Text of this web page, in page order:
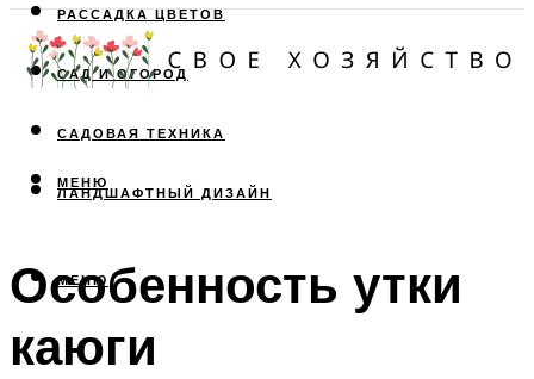
РАССАДКА ЦВЕТОВ
САД И ОГОРОД
САДОВАЯ ТЕХНИКА
ЛАНДШАФТНЫЙ ДИЗАЙН
МЕНЮ
МЕНЮ
Особенность утки
каюги